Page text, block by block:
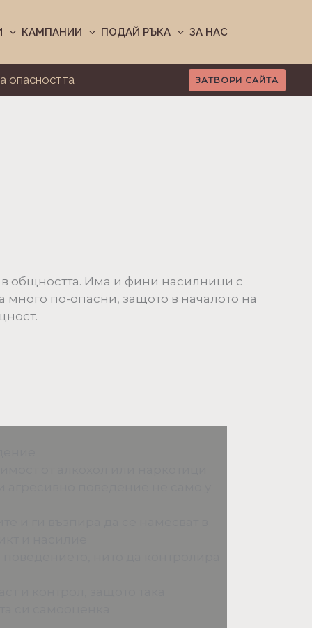
КАМПАНИИ ПОДАЙ РЪКА ЗА НАС
опасността ЗАТВОРИ САЙТА
общността. Има и фини насилници с
много по-опасни, защото в началото на